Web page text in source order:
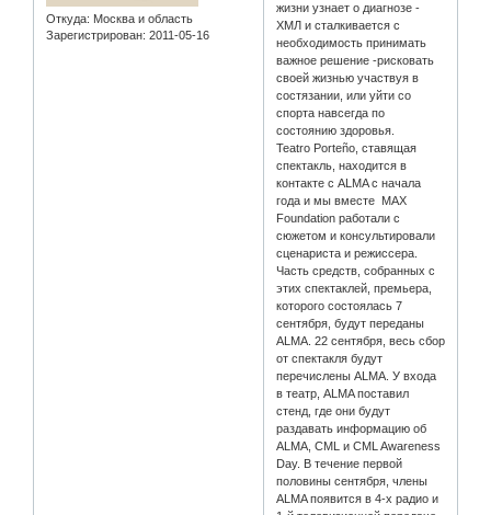
Откуда: Москва и область
Зарегистрирован: 2011-05-16
жизни узнает о диагнозе -
ХМЛ и сталкивается с
необходимость принимать
важное решение -рисковать
своей жизнью участвуя в
состязании, или уйти со
спорта навсегда по
состоянию здоровья.
Teatro Porteño, ставящая
спектакль, находится в
контакте с ALMA с начала
года и мы вместе MAX
Foundation работали с
сюжетом и консультировали
сценариста и режиссера.
Часть средств, собранных с
этих спектаклей, премьера,
которого состоялась 7
сентября, будут переданы
ALMA. 22 сентября, весь сбор
от спектакля будут
перечислены ALMA. У входа
в театр, ALMA поставил
стенд, где они будут
раздавать информацию об
ALMA, CML и CML Awareness
Day. В течение первой
половины сентября, члены
ALMA появится в 4-х радио и